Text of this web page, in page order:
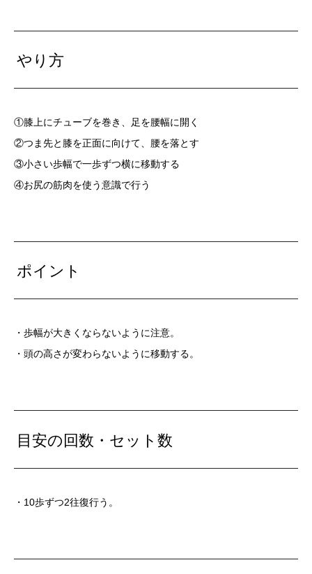
やり方
①膝上にチューブを巻き、足を腰幅に開く
②つま先と膝を正面に向けて、腰を落とす
③小さい歩幅で一歩ずつ横に移動する
④お尻の筋肉を使う意識で行う
ポイント
・歩幅が大きくならないように注意。
・頭の高さが変わらないように移動する。
目安の回数・セット数
・10歩ずつ2往復行う。